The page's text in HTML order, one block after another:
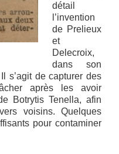
détail
l’invention
de Prelieux
et
Delecroix,
dans son
s’agit de capturer des
après les avoir
Botrytis Tenella, afin
voisins. Quelques
pour contaminer